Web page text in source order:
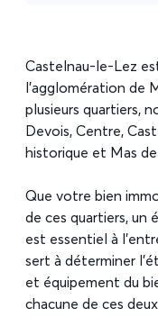
Castelnau-le-Lez
l’agglomération de
plusieurs quartiers,
Devois, Centre,
historique et Mas
Que votre bien
de ces quartiers, un
est essentiel à
sert à déterminer
et équipement du
chacune de ces